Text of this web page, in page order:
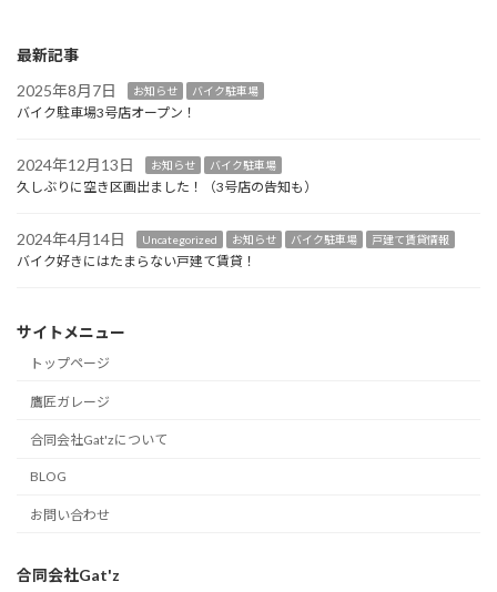
最新記事
2025年8月7日
お知らせ バイク駐車場
バイク駐車場3号店オープン！
2024年12月13日 お知らせ バイク駐車場
久しぶりに空き区画出ました！（3号店の告知も）
2024年4月14日 Uncategorized お知らせ バイク駐車場 戸建て賃貸情報
バイク好きにはたまらない戸建て賃貸！
サイトメニュー
トップページ
鷹匠ガレージ
合同会社Gat'zについて
BLOG
お問い合わせ
合同会社Gat'z